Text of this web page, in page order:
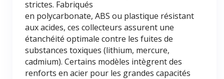
strictes. Fabriqués
en polycarbonate, ABS ou plastique résistant
aux acides, ces collecteurs assurent une
étanchéité optimale contre les fuites de
substances toxiques (lithium, mercure,
cadmium). Certains modèles intègrent des
renforts en acier pour les grandes capacités